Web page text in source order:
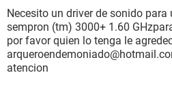
Necesito un driver de sonido para
sempron (tm) 3000+ 1.60
por favor quien lo tenga le
atencion